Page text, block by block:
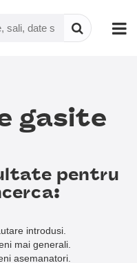
gasite
pentru
introdusi.
mai generali.
asemanatori.